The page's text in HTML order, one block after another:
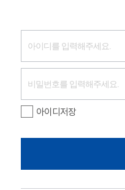
아이디저장